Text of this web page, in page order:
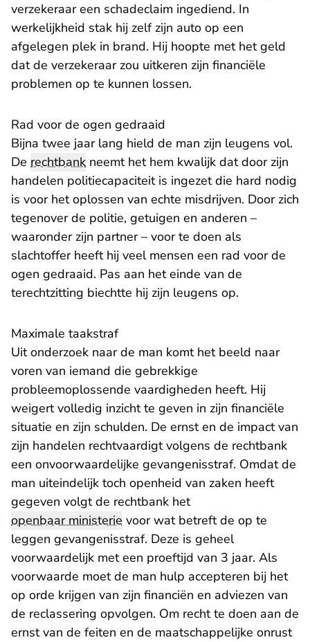
verzekeraar een schadeclaim ingediend. In
werkelijkheid stak hij zelf zijn auto op een
afgelegen plek in brand. Hij hoopte met het geld
dat de verzekeraar zou uitkeren zijn financiële
problemen op te kunnen lossen.
Rad voor de ogen gedraaid
Bijna twee jaar lang hield de man zijn leugens vol.
De rechtbank neemt het hem kwalijk dat door zijn
handelen politiecapaciteit is ingezet die hard nodig
is voor het oplossen van echte misdrijven. Door zich
tegenover de politie, getuigen en anderen –
waaronder zijn partner – voor te doen als
slachtoffer heeft hij veel mensen een rad voor de
ogen gedraaid. Pas aan het einde van de
terechtzitting biechtte hij zijn leugens op.
Maximale taakstraf
Uit onderzoek naar de man komt het beeld naar
voren van iemand die gebrekkige
probleemoplossende vaardigheden heeft. Hij
weigert volledig inzicht te geven in zijn financiële
situatie en zijn schulden. De ernst en de impact van
zijn handelen rechtvaardigt volgens de rechtbank
een onvoorwaardelijke gevangenisstraf. Omdat de
man uiteindelijk toch openheid van zaken heeft
gegeven volgt de rechtbank het
openbaar ministerie voor wat betreft de op te
leggen gevangenisstraf. Deze is geheel
voorwaardelijk met een proeftijd van 3 jaar. Als
voorwaarde moet de man hulp accepteren bij het
op orde krijgen van zijn financiën en adviezen van
de reclassering opvolgen. Om recht te doen aan de
ernst van de feiten en de maatschappelijke onrust